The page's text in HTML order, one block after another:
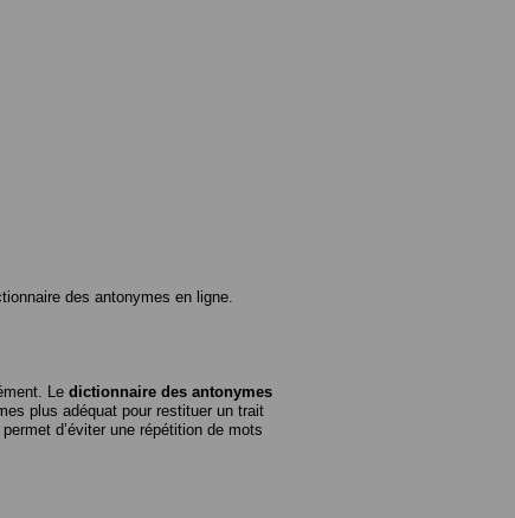
des antonymes en ligne.
Le dictionnaire des antonymes
plus adéquat pour restituer un trait
permet d’éviter une répétition de mots